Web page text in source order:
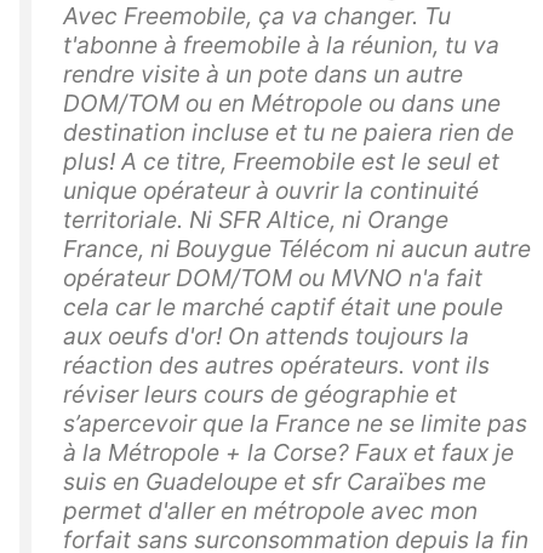
Avec Freemobile, ça va changer. Tu
t'abonne à freemobile à la réunion, tu va
rendre visite à un pote dans un autre
DOM/TOM ou en Métropole ou dans une
destination incluse et tu ne paiera rien de
plus! A ce titre, Freemobile est le seul et
unique opérateur à ouvrir la continuité
territoriale. Ni SFR Altice, ni Orange
France, ni Bouygue Télécom ni aucun autre
opérateur DOM/TOM ou MVNO n'a fait
cela car le marché captif était une poule
aux oeufs d'or! On attends toujours la
réaction des autres opérateurs. vont ils
réviser leurs cours de géographie et
s’apercevoir que la France ne se limite pas
à la Métropole + la Corse? Faux et faux je
suis en Guadeloupe et sfr Caraïbes me
permet d'aller en métropole avec mon
forfait sans surconsommation depuis la fin